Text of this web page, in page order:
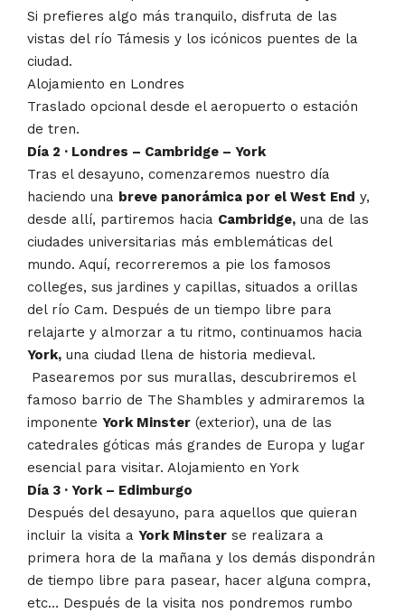
Si prefieres algo más tranquilo, disfruta de las
vistas del río Támesis y los icónicos puentes de la
ciudad.
Alojamiento en Londres
Traslado opcional desde el aeropuerto o estación
de tren.
Día 2 · Londres – Cambridge – York
Tras el desayuno, comenzaremos nuestro día
haciendo una breve panorámica por el West End y,
desde allí, partiremos hacia Cambridge, una de las
ciudades universitarias más emblemáticas del
mundo. Aquí, recorreremos a pie los famosos
colleges, sus jardines y capillas, situados a orillas
del río Cam. Después de un tiempo libre para
relajarte y almorzar a tu ritmo, continuamos hacia
York, una ciudad llena de historia medieval.
Pasearemos por sus murallas, descubriremos el
famoso barrio de The Shambles y admiraremos la
imponente York Minster (exterior), una de las
catedrales góticas más grandes de Europa y lugar
esencial para visitar. Alojamiento en York
Día 3 · York – Edimburgo
Después del desayuno, para aquellos que quieran
incluir la visita a York Minster se realizara a
primera hora de la mañana y los demás dispondrán
de tiempo libre para pasear, hacer alguna compra,
etc… Después de la visita nos pondremos rumbo